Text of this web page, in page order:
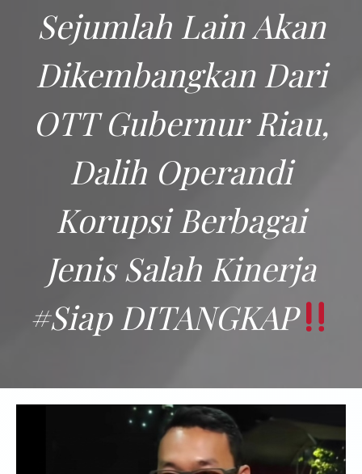
Sejumlah Lain Akan
Dikembangkan Dari
OTT Gubernur Riau,
Dalih Operandi
Korupsi Berbagai
Jenis Salah Kinerja
#Siap DITANGKAP